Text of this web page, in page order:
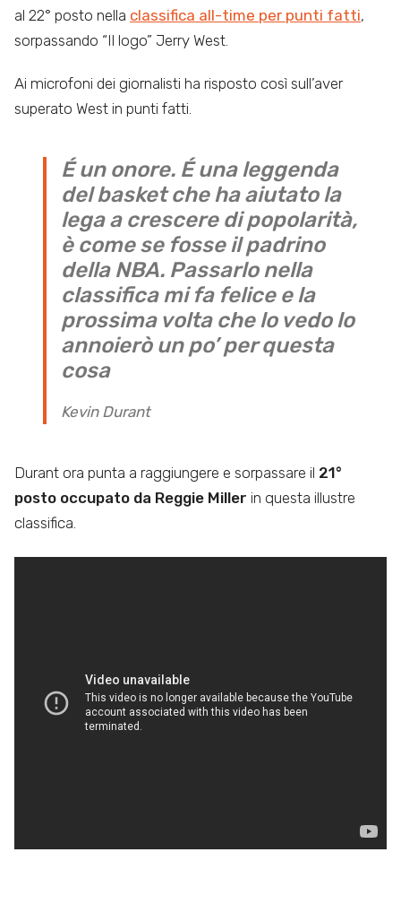
al 22° posto nella classifica all-time per punti fatti,
sorpassando “Il logo” Jerry West.
Ai microfoni dei giornalisti ha risposto così sull’aver
superato West in punti fatti.
É un onore. É una leggenda
del basket che ha aiutato la
lega a crescere di popolarità,
è come se fosse il padrino
della NBA. Passarlo nella
classifica mi fa felice e la
prossima volta che lo vedo lo
annoierò un po’ per questa
cosa
Kevin Durant
Durant ora punta a raggiungere e sorpassare il 21°
posto occupato da Reggie Miller in questa illustre
classifica.